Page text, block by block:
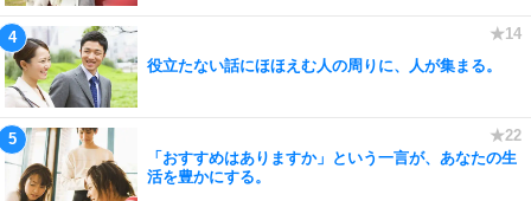
役立たない話にほほえむ人の周りに、人が集まる。
「おすすめはありますか」という一言が、あなたの生
活を豊かにする。